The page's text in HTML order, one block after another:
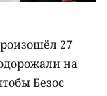
27
на
Безос